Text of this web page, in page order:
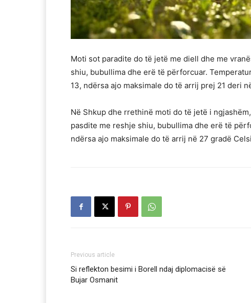
Moti sot paradite do të jetë me diell dhe me
shiu, bubullima dhe erë të përforcuar.
13, ndërsa ajo maksimale do të arrij prej 21 deri
Në Shkup dhe rrethinë moti do të jetë i
pasdite me reshje shiu, bubullima dhe erë të
ndërsa ajo maksimale do të arrij në 27 gradë
Previous article
Si reflekton besimi i Borell ndaj diplomacisë së
Bujar Osmanit